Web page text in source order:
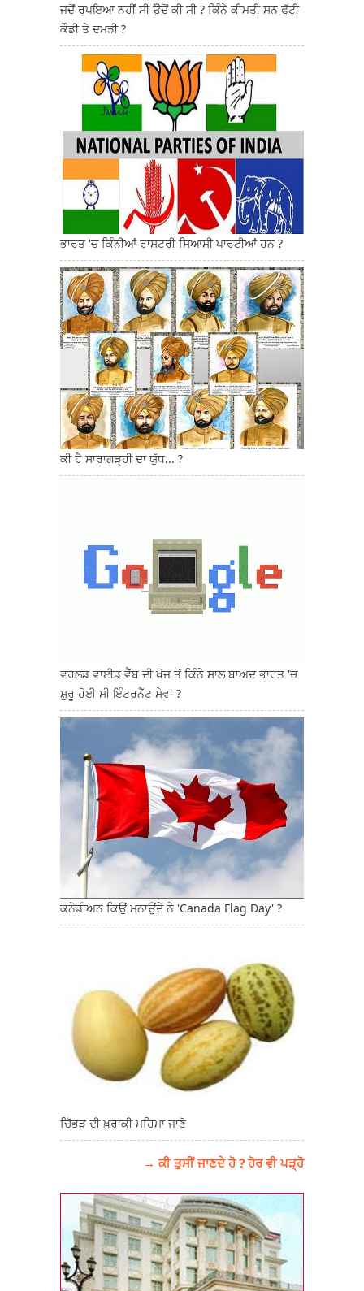
ਜਦੋਂ ਰੁਪਇਆ ਨਹੀਂ ਸੀ ਉਦੋਂ ਕੀ ਸੀ ? ਕਿੰਨੇ ਕੀਮਤੀ ਸਨ ਫੁੱਟੀ
ਕੌਡੀ ਤੇ ਦਮੜੀ ?
ਭਾਰਤ 'ਚ ਕਿੰਨੀਆਂ ਰਾਸ਼ਟਰੀ ਸਿਆਸੀ ਪਾਰਟੀਆਂ ਹਨ ?
ਕੀ ਹੈ ਸਾਰਾਗੜ੍ਹੀ ਦਾ ਯੁੱਧ... ?
ਵਰਲਡ ਵਾਈਡ ਵੈੱਬ ਦੀ ਖੋਜ ਤੋਂ ਕਿੰਨੇ ਸਾਲ ਬਾਅਦ ਭਾਰਤ 'ਚ
ਸ਼ੁਰੂ ਹੋਈ ਸੀ ਇੰਟਰਨੈੱਟ ਸੇਵਾ ?
ਕਨੇਡੀਅਨ ਕਿਉਂ ਮਨਾਉਂਦੇ ਨੇ 'Canada Flag Day' ?
ਚਿੱਭੜ ਦੀ ਖ਼ੁਰਾਕੀ ਮਹਿਮਾ ਜਾਣੋ
→ ਕੀ ਤੁਸੀਂ ਜਾਣਦੇ ਹੋ ? ਹੋਰ ਵੀ ਪੜ੍ਹੋ